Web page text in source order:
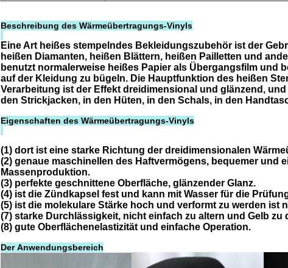
Beschreibung des Wärmeübertragungs-Vinyls
Eine Art heißes stempelndes Bekleidungszubehör ist der
heißen Diamanten, heißen Blättern, heißen Pailletten und
benutzt normalerweise heißes Papier als Übergangsfilm und
auf der Kleidung zu bügeln. Die Hauptfunktion des heißen
Verarbeitung ist der Effekt dreidimensional und glänzend,
den Strickjacken, in den Hüten, in den Schals, in den
Eigenschaften des Wärmeübertragungs-Vinyls
(1) dort ist eine starke Richtung der dreidimensionalen
(2) genaue maschinellen des Haftvermögens, bequemer und
Massenproduktion.
(3) perfekte geschnittene Oberfläche, glänzender Glanz.
(4) ist die Zündkapsel fest und kann mit Wasser für die
(5) ist die molekulare Stärke hoch und verformt zu werden ist
(7) starke Durchlässigkeit, nicht einfach zu altern und Gelb zu
(8) gute Oberflächenelastizität und einfache Operation.
Der Anwendungsbereich